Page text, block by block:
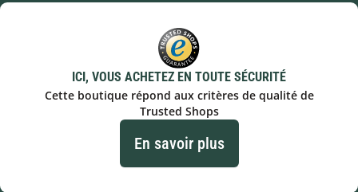
ICI, VOUS ACHETEZ EN TOUTE SÉCURITÉ
Cette boutique répond aux critères de qualité de
Trusted Shops
En savoir plus